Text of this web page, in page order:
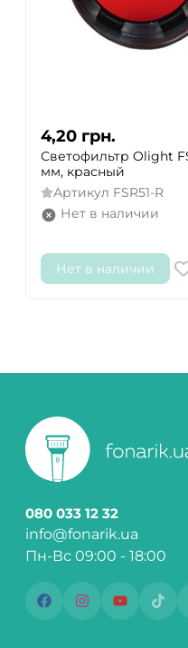
4,20 грн.
Светофильтр Olight
мм, красный
Артикул FSR51-R
Нет в наличии
Нет в наличии
080 033 12 32
info@fonarik.ua
Пн-Вс 09:00 - 18:00